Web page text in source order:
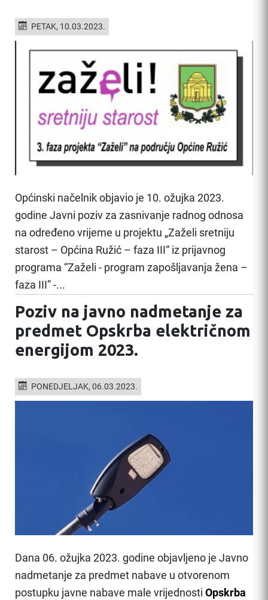
PETAK, 10.03.2023.
Općinski načelnik objavio je 10. ožujka 2023.
godine Javni poziv za zasnivanje radnog odnosa
na određeno vrijeme u projektu „Zaželi sretniju
starost – Općina Ružić – faza III“ iz prijavnog
programa “Zaželi - program zapošljavanja žena –
faza III” -...
Poziv na javno nadmetanje za
predmet Opskrba električnom
energijom 2023.
PONEDJELJAK, 06.03.2023.
Dana 06. ožujka 2023. godine objavljeno je Javno
nadmetanje za predmet nabave u otvorenom
postupku javne nabave male vrijednosti Opskrba